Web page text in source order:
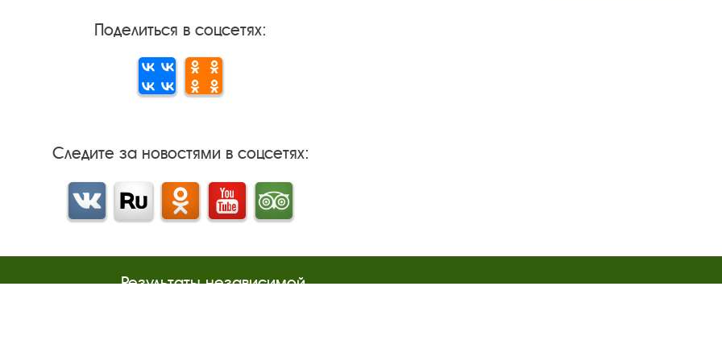
Поделиться в соцсетях:
Следите за новостями в соцсетях:
Вконтактеrutube Одноклассники
YouTubeТрипадвизор
Результаты независимой